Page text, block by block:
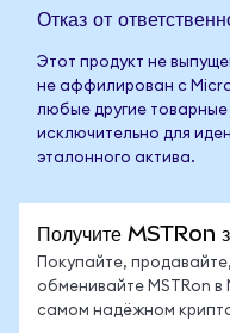
Отказ от
Этот продукт не
не аффилирован с
любые другие товарные
исключительно для
эталонного актива.
Получите MSTRon
Покупайте,
обменивайте MSTRon в
самом надёжном